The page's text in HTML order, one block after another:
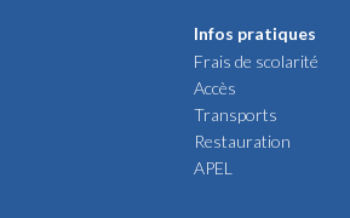
Infos pratiques
Frais de scolarité
Accès
Transports
Restauration
APEL